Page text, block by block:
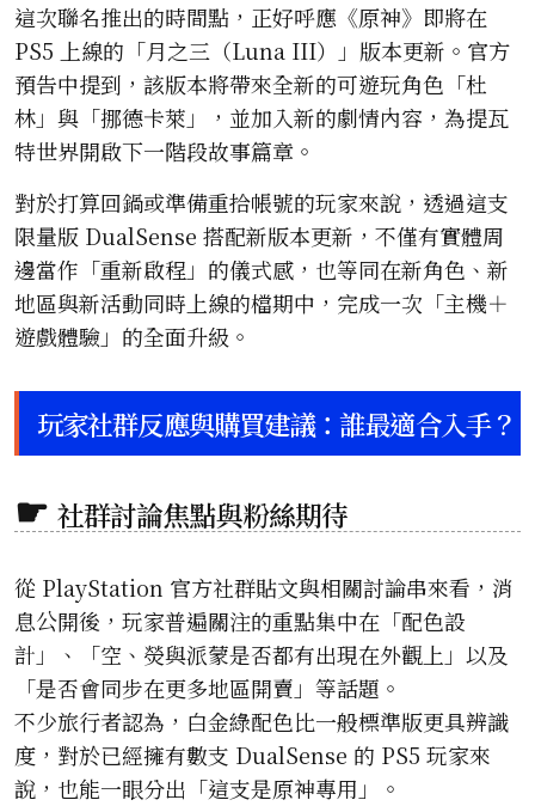
這次聯名推出的時間點，正好呼應《原神》即將在
PS5 上線的「月之三（Luna III）」版本更新。官方
預告中提到，該版本將帶來全新的可遊玩角色「杜
林」與「挪德卡萊」，並加入新的劇情內容，為提瓦
特世界開啟下一階段故事篇章。
對於打算回鍋或準備重拾帳號的玩家來說，透過這支
限量版 DualSense 搭配新版本更新，不僅有實體周
邊當作「重新啟程」的儀式感，也等同在新角色、新
地區與新活動同時上線的檔期中，完成一次「主機＋
遊戲體驗」的全面升級。
玩家社群反應與購買建議：誰最適合入手？
社群討論焦點與粉絲期待
從 PlayStation 官方社群貼文與相關討論串來看，消
息公開後，玩家普遍關注的重點集中在「配色設
計」、「空、熒與派蒙是否都有出現在外觀上」以及
「是否會同步在更多地區開賣」等話題。
不少旅行者認為，白金綠配色比一般標準版更具辨識
度，對於已經擁有數支 DualSense 的 PS5 玩家來
說，也能一眼分出「這支是原神專用」。